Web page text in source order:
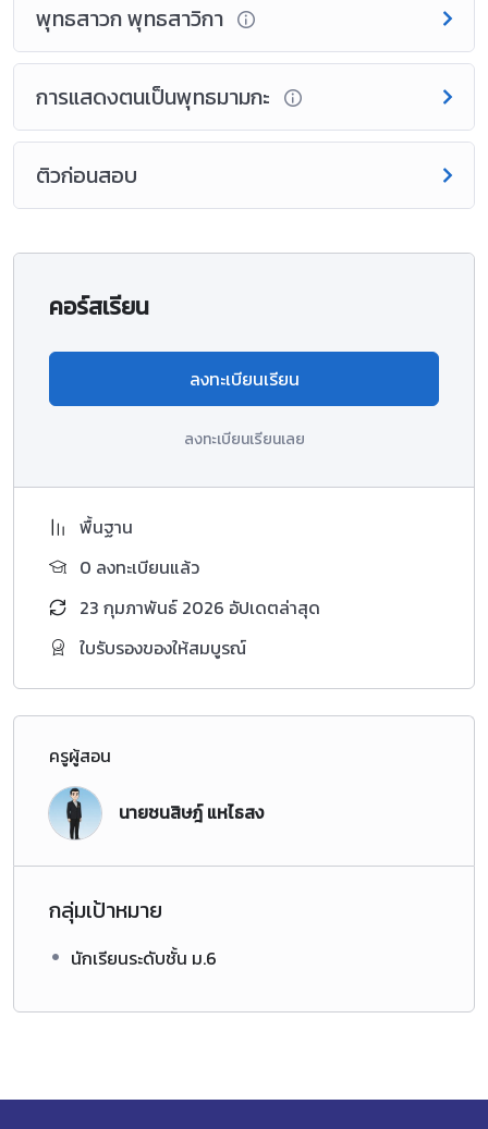
พุทธสาวก พุทธสาวิกา
การแสดงตนเป็นพุทธมามกะ
ติวก่อนสอบ
คอร์สเรียน
ลงทะเบียนเรียน
ลงทะเบียนเรียนเลย
พื้นฐาน
0 ลงทะเบียนแล้ว
23 กุมภาพันธ์ 2026 อัปเดตล่าสุด
ใบรับรองของให้สมบูรณ์
ครูผู้สอน
นายชนสิษฎ์ แหไธสง
กลุ่มเป้าหมาย
นักเรียนระดับชั้น ม.6